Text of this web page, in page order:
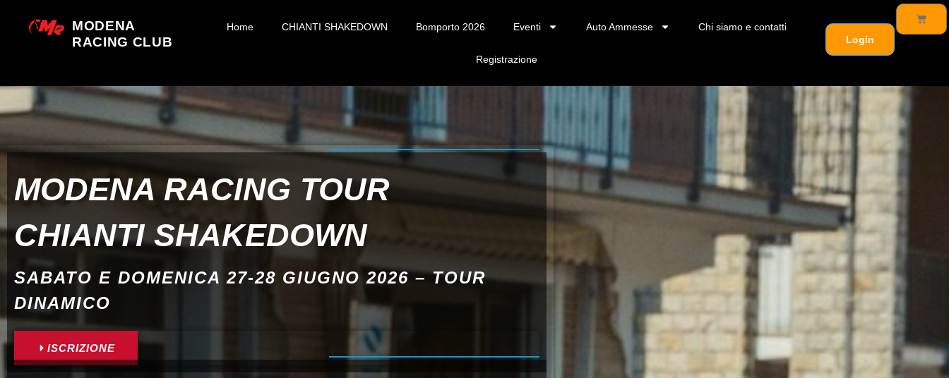
MODENA
RACING CLUB
Home CHIANTI SHAKEDOWN Bomporto 2026 Eventi Auto Ammesse Chi siamo e contatti
Registrazione
Login
MODENA RACING TOUR
CHIANTI SHAKEDOWN
SABATO E DOMENICA 27-28 GIUGNO 2026 – TOUR
DINAMICO
ISCRIZIONE